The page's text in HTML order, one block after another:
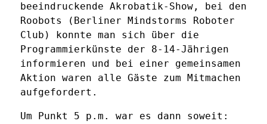
beeindruckende Akrobatik-Show, bei den
Roobots (Berliner Mindstorms Roboter
Club) konnte man sich über die
Programmierkünste der 8-14-Jährigen
informieren und bei einer gemeinsamen
Aktion waren alle Gäste zum Mitmachen
aufgefordert.
Um Punkt 5 p.m. war es dann soweit: